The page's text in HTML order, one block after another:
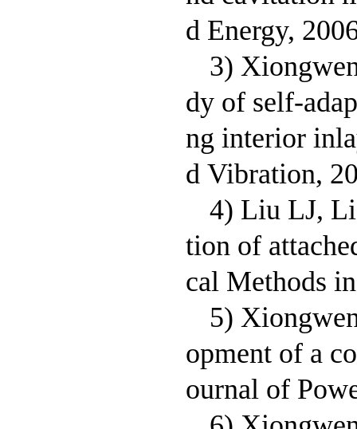
d Energy,
3)
dy of self-
ng interior
d Vibration,
4) Liu LJ, Li
tion of
cal Methods
5)
opment of a
ournal of